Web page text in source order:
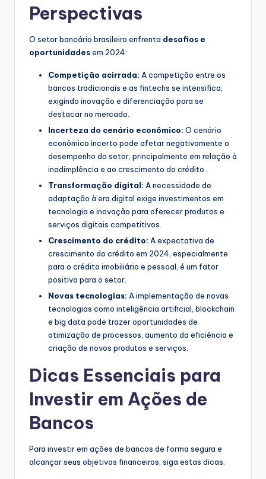
Perspectivas
O setor bancário brasileiro enfrenta desafios e
oportunidadesem 2024:
Competição acirrada: A competição entre os
bancos tradicionais e as fintechs se intensifica,
exigindo inovação e diferenciação para se
destacar no mercado.
Incerteza do cenário econômico: O cenário
econômico incerto pode afetar negativamente o
desempenho do setor, principalmente em relação à
inadimplência e ao crescimento do crédito.
Transformação digital: A necessidade de
adaptação à era digital exige investimentos em
tecnologia e inovação para oferecer produtos e
serviços digitais competitivos.
Crescimento do crédito: A expectativa de
crescimento do crédito em 2024, especialmente
para o crédito imobiliário e pessoal, é um fator
positivo para o setor.
Novas tecnologias: A implementação de novas
tecnologias como inteligência artificial, blockchain
e big data pode trazer oportunidades de
otimização de processos, aumento da eficiência e
criação de novos produtos e serviços.
Dicas Essenciais para
Investir em Ações de
Bancos
Para investir em ações de bancos de forma segura e
alcançar seus objetivos financeiros, siga estas dicas: